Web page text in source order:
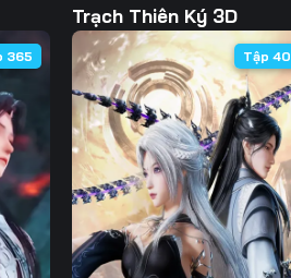
165 166
173
180
186 187
193 194
Trạch Thiên Ký 3D
365 Tập 40